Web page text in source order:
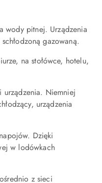
wody pitnej. Urządzenia
gazowaną.
na stołówce, hotelu,
urządzenia. Niemniej
urządzenia
Dzięki
w lodówkach
z sieci